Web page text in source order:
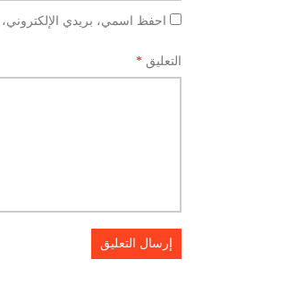
احفظ اسمي، بريدي
التعليق *